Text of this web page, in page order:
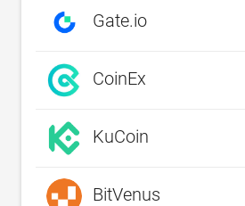
Gate.io
CoinEx
KuCoin
BitVenus